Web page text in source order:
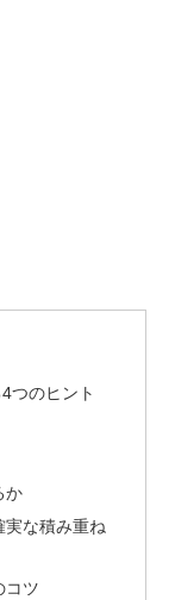
つのヒント
か
実な積み重ね
コツ